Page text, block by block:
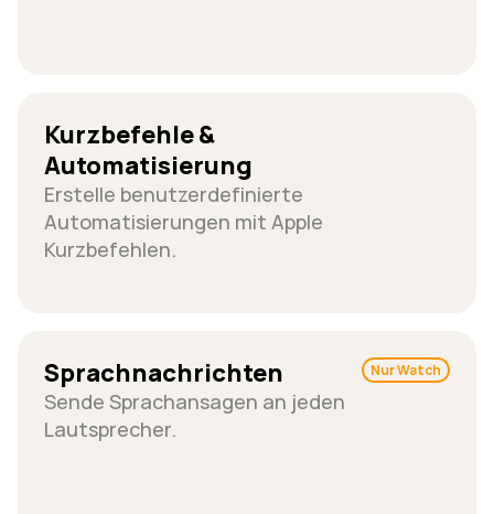
Kurzbefehle &
Automatisierung
Erstelle benutzerdefinierte
Automatisierungen mit Apple
Kurzbefehlen.
Nur Watch
Sprachnachrichten
Sende Sprachansagen an jeden
Lautsprecher.